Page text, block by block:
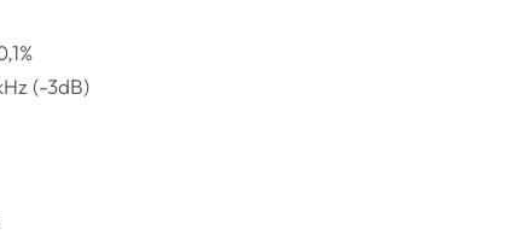
(-3dB)